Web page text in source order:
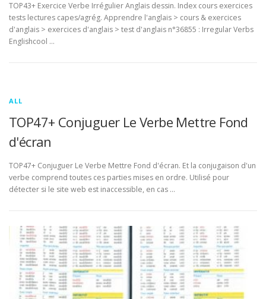
TOP43+ Exercice Verbe Irrégulier Anglais dessin. Index cours exercices
tests lectures capes/agrég. Apprendre l'anglais > cours & exercices
d'anglais > exercices d'anglais > test d'anglais n°36855 : Irregular Verbs
Englishcool …
ALL
TOP47+ Conjuguer Le Verbe Mettre Fond
d'écran
TOP47+ Conjuguer Le Verbe Mettre Fond d'écran. Et la conjugaison d'un
verbe comprend toutes ces parties mises en ordre. Utilisé pour
détecter si le site web est inaccessible, en cas …